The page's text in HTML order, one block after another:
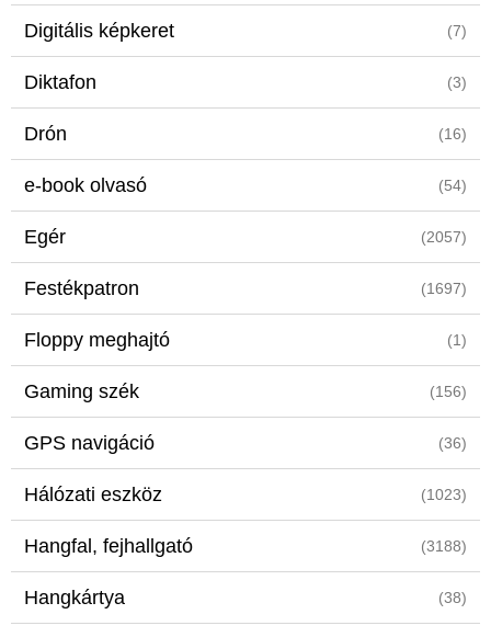
Digitális képkeret (7)
Diktafon (3)
Drón (16)
e-book olvasó (54)
Egér (2057)
Festékpatron (1697)
Floppy meghajtó (1)
Gaming szék (156)
GPS navigáció (36)
Hálózati eszköz (1023)
Hangfal, fejhallgató (3188)
Hangkártya (38)